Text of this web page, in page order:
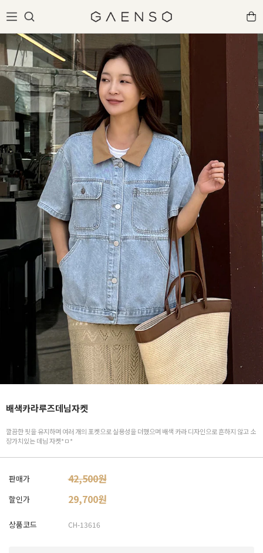
배색카라루즈데님자켓
깔끔한 핏을 유지하며 여러 개의 포켓으로 실용성을 더했으며 배색 카라 디자인으로 흔하지 않고 소
장가치있는 데님 자켓*ㅁ*
판매가 42,500원
할인가 29,700원
상품코드 CH-13616